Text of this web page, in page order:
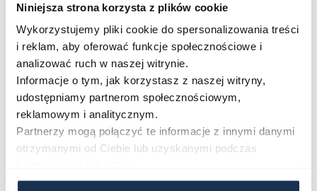
Niniejsza strona korzysta z plików cookie
Wykorzystujemy pliki cookie do spersonalizowania treści
i reklam, aby oferować funkcje społecznościowe i
analizować ruch w naszej witrynie.
Informacje o tym, jak korzystasz z naszej witryny,
udostępniamy partnerom społecznościowym,
reklamowym i analitycznym.
Partnerzy mogą połączyć te informacje z innymi danymi
otrzymanymi od Ciebie lub uzyskanymi podczas
Najczęściej kupowane
Poruszanie się po elementach karuzeli jest możliwe za pomocą
Naciśnij, aby pominąć karuzelę
Naciśnij, aby przejść do nawigacji karuzeli